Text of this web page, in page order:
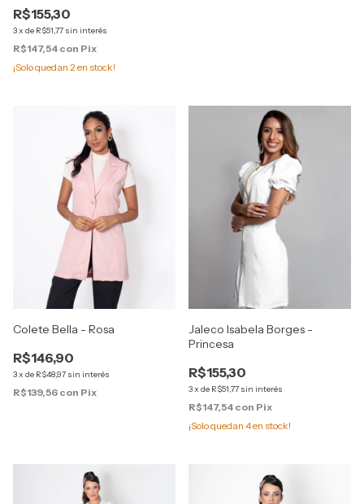
R$155,30
3x de R$51,77 sin interés
R$147,54 con Pix
¡Solo quedan 2en stock!
Colete Bella - Rosa
R$146,90
3x de R$48,97 sin interés
R$139,56 con Pix
Jaleco Isabela Borges -
Princesa
R$155,30
3x de R$51,77 sin interés
R$147,54 con Pix
¡Solo quedan 4en stock!